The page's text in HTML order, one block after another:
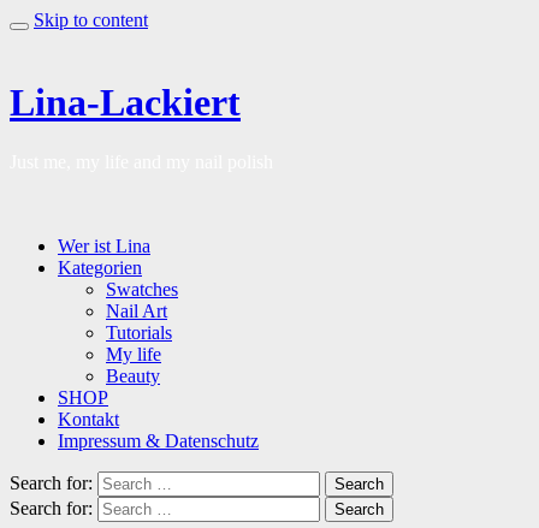
Skip to content
Lina-Lackiert
Wer ist Lina
Kategorien
Swatches
Nail Art
Tutorials
My life
Beauty
SHOP
Kontakt
Impressum & Datenschutz
Search for: Search
Search for: Search